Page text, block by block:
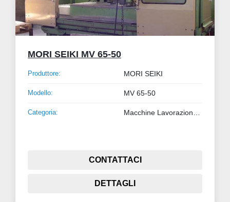
MORI SEIKI MV 65-50
Produttore: MORI SEIKI
Modello: MV 65-50
Categoria:
CONTATTACI
DETTAGLI